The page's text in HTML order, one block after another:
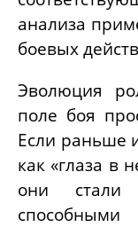
анализа
боевых
Эволюция
поле боя
Если раньше
как «глаза в
они стали